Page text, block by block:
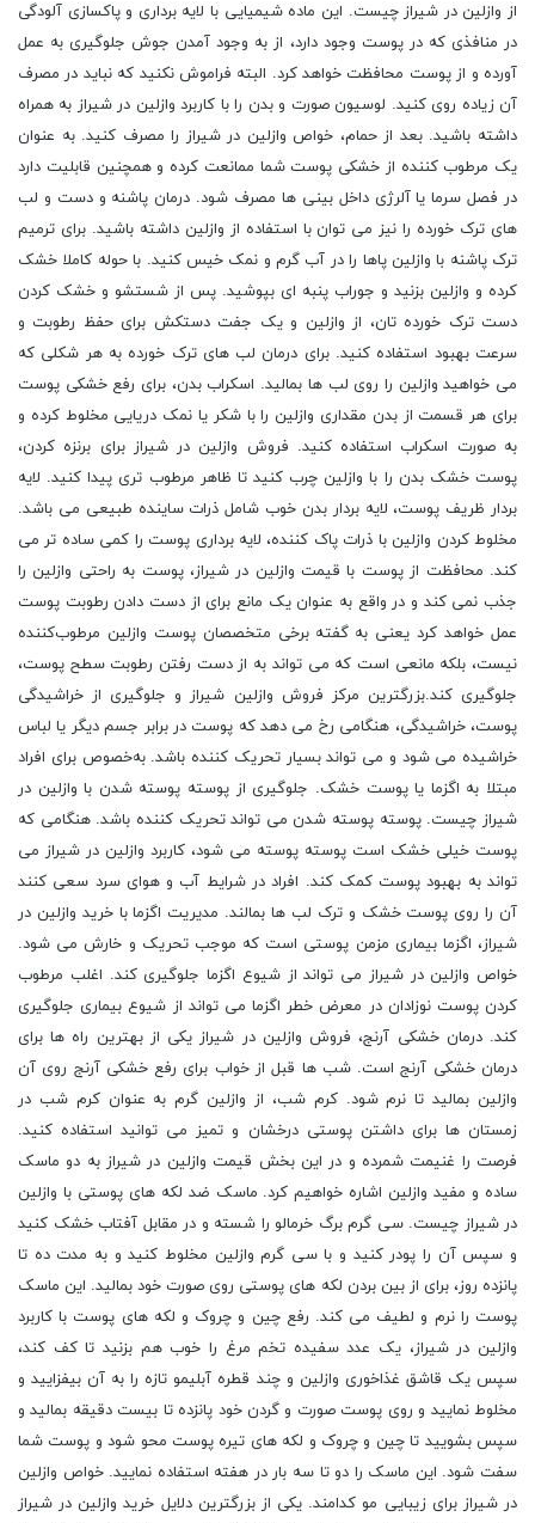
از وازلین در شیراز چیست. این ماده شیمیایی با لایه برداری و پاکسازی آلودگی
در منافذی که در پوست وجود دارد، از به وجود آمدن جوش جلوگیری به عمل
آورده و از پوست محافظت خواهد کرد. البته فراموش نکنید که نباید در مصرف
آن زیاده روی کنید. لوسیون صورت و بدن را با کاربرد وازلین در شیراز به همراه
داشته باشید. بعد از حمام، خواص وازلین در شیراز را مصرف کنید. به عنوان
یک مرطوب‌ کننده از خشکی پوست شما ممانعت کرده و همچنین قابلیت دارد
در فصل سرما یا آلرژی داخل بینی ها مصرف شود. درمان پاشنه و دست و لب
های ترک خورده را نیز می توان با استفاده از وازلین داشته باشید. برای ترمیم
ترک پاشنه با وازلین پاها را در آب گرم و نمک خیس کنید. با حوله کاملا خشک
کرده و وازلین بزنید و جوراب پنبه ای بپوشید. پس از شستشو و خشک کردن
دست ترک خورده تان، از وازلین و یک جفت دستکش برای حفظ رطوبت و
سرعت بهبود استفاده کنید. برای درمان لب های ترک خورده به هر شکلی که
می خواهید وازلین را روی لب ها بمالید. اسکراب بدن، برای رفع خشکی پوست
برای هر قسمت از بدن مقداری وازلین را با شکر یا نمک دریایی مخلوط کرده و
به صورت اسکراب استفاده کنید. فروش وازلین در شیراز برای برنزه کردن،
پوست خشک بدن را با وازلین چرب کنید تا ظاهر مرطوب تری پیدا کنید. لایه
بردار ظریف پوست، لایه بردار بدن خوب شامل ذرات ساینده طبیعی می باشد.
مخلوط کردن وازلین با ذرات پاک کننده، لایه برداری پوست را کمی ساده ‌تر می
کند. محافظت از پوست با قیمت وازلین در شیراز، پوست به راحتی وازلین را
جذب نمی کند و در واقع به عنوان یک مانع برای از دست دادن رطوبت پوست
عمل خواهد کرد یعنی به گفته برخی متخصصان پوست وازلین مرطوب‌کننده
نیست، بلکه مانعی است که می تواند به از دست رفتن رطوبت سطح پوست،
جلوگیری کند.بزرگترین مرکز فروش وازلین شیراز و جلوگیری از خراشیدگی
پوست، خراشیدگی، هنگامی رخ می دهد که پوست در برابر جسم دیگر یا لباس
خراشیده می شود و می تواند بسیار تحریک کننده باشد. به‌خصوص برای افراد
مبتلا به اگزما یا پوست خشک. جلوگیری از پوسته‌ پوسته شدن با وازلین در
شیراز چیست. پوسته ‌پوسته شدن می تواند تحریک کننده باشد. هنگامی که
پوست خیلی خشک است پوسته‌ پوسته می شود، کاربرد وازلین در شیراز می
تواند به بهبود پوست کمک کند. افراد در شرایط آب و هوای سرد سعی کنند
آن را روی پوست خشک و ترک لب ها بمالند. مدیریت اگزما با خرید وازلین در
شیراز، اگزما بیماری مزمن پوستی است که موجب تحریک و خارش می شود.
خواص وازلین در شیراز می تواند از شیوع اگزما جلوگیری کند. اغلب مرطوب
کردن پوست نوزادان در معرض خطر اگزما می تواند از شیوع بیماری جلوگیری
کند. درمان خشکی آرنج، فروش وازلین در شیراز یکی از بهترین راه ها برای
درمان خشکی آرنج است. شب ها قبل از خواب برای رفع خشکی آرنج روی آن
وازلین بمالید تا نرم شود. کرم شب، از وازلین گرم به عنوان کرم شب در
زمستان ها برای داشتن پوستی درخشان و تمیز می توانید استفاده کنید.
فرصت را غنیمت شمرده و در این بخش قیمت وازلین در شیراز به دو ماسک
ساده و مفید وازلین اشاره خواهیم کرد. ماسک ضد لکه های پوستی با وازلین
در شیراز چیست. سی گرم برگ خرمالو را شسته و در مقابل آفتاب خشک کنید
و سپس آن را پودر کنید و با سی گرم وازلین مخلوط کنید و به مدت ده تا
پانزده روز، برای از بین بردن لکه های پوستی روی صورت خود بمالید. این ماسک
پوست را نرم و لطیف می کند. رفع چین و چروک و لکه های پوست با کاربرد
وازلین در شیراز، یک عدد سفیده تخم مرغ را خوب هم بزنید تا کف کند،
سپس یک قاشق غذاخوری وازلین و چند قطره آبلیمو تازه را به آن بیفزایید و
مخلوط نمایید و روی پوست صورت و گردن خود پانزده تا بیست دقیقه بمالید و
سپس بشویید تا چین و چروک و لکه های تیره پوست محو شود و پوست شما
سفت شود. این ماسک را دو تا سه بار در هفته استفاده نمایید. خواص وازلین
در شیراز برای زیبایی مو کدامند. یکی از بزرگترین دلایل خرید وازلین در شیراز